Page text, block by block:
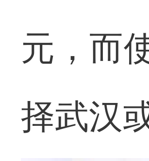
元，而
择武汉